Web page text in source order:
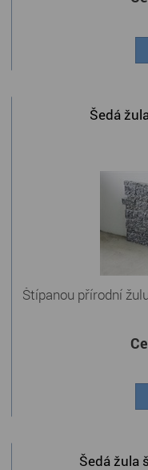
Šedá
Štípanou přírodní
Šedá žula